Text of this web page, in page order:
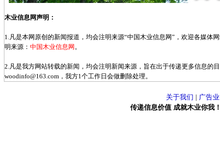
木业信息网声明：
1.凡是本网原创的新闻报道，均会注明来源“中国木业信息网”，欢迎各媒体
明来源： 中国木业信息网 。
2.凡是我方网站转载的新闻，均会注明新闻来源，旨在出于传递更多信息的
woodinfo@163.com，我方1个工作日会做删除处理。
关于我们
广告
传递信息价值 成就木业你我